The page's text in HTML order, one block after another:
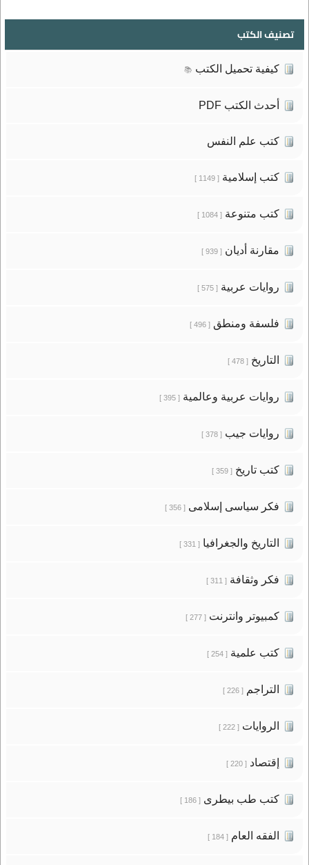
تصنيف الكتب
كيفية تحميل الكتب 📚
أحدث الكتب PDF
كتب علم النفس
كتب إسلامية[ 1149 ]
كتب متنوعة[ 1084 ]
مقارنة أديان[ 939 ]
روايات عربية[ 575 ]
فلسفة ومنطق[ 496 ]
التاريخ[ 478 ]
روايات عربية وعالمية[ 395 ]
روايات جيب[ 378 ]
كتب تاريخ[ 359 ]
فكر سياسى إسلامى[ 356 ]
التاريخ والجغرافيا[ 331 ]
فكر وثقافة[ 311 ]
كمبيوتر وانترنت[ 277 ]
كتب علمية[ 254 ]
التراجم[ 226 ]
الروايات[ 222 ]
إقتصاد[ 220 ]
كتب طب بيطرى[ 186 ]
الفقه العام[ 184 ]